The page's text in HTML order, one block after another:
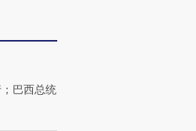
巴西总统